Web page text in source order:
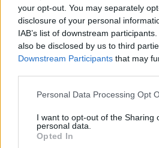
your opt-out. You may separately
disclosure of your personal
IAB’s list of downstream
also be disclosed by us to third
Downstream Participants that may
Please note that this website/app
not limited to your visit or usage
grant or deny consent to Google
use your data for below specified
Personal Data Processing Opt
I want to opt-out of the Sharing
personal data.
Opted In
Τώρα θα έχουμε στην ομάδα
Champions League».
https://youtu.be/